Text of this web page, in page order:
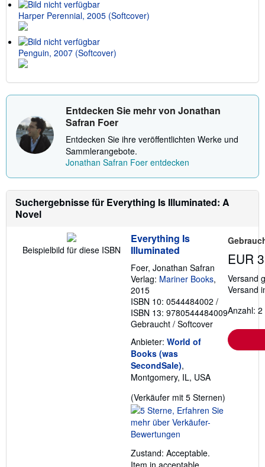
Harper Perennial, 2005 (Softcover)
Penguin, 2007 (Softcover)
Entdecken Sie mehr von Jonathan
Safran Foer
Entdecken Sie ihre veröffentlichten Werke und
Sammlerangebote.
Jonathan Safran Foer entdecken
Suchergebnisse für Everything Is Illuminated: A
Novel
Beispielbild für diese ISBN
Everything Is
Illuminated
Foer, Jonathan Safran
Verlag: Mariner Books,
2015
ISBN 10: 0544484002 /
ISBN 13: 9780544484009
Gebraucht / Softcover
Anbieter: World of
Books (was
SecondSale),
Montgomery, IL, USA
(Verkäufer mit 5 Sternen)
Zustand: Acceptable.
Item in acceptable
EUR
Versand
Versand
Anzahl: